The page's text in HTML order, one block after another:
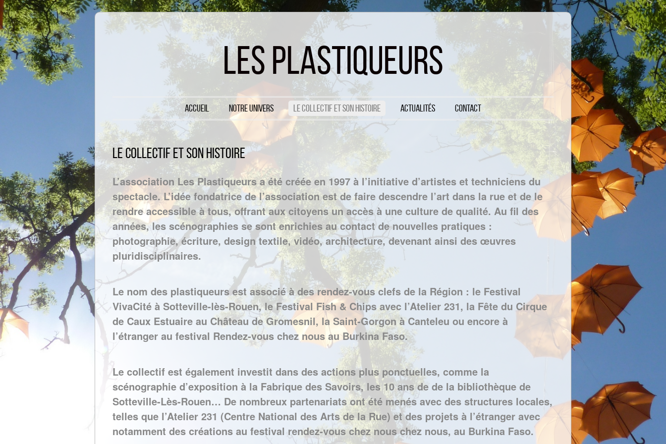
LES PLASTIQUEURS
Menu principalAccueil Notre Univers Le collectif et son histoire Actualités Contact
Le collectif et son histoire
L’association Les Plastiqueurs a été créée en 1997 à l’initiative d’artistes et techniciens du
spectacle. L’idée fondatrice de l’association est de faire descendre l’art dans la rue et de le
rendre accessible à tous, offrant aux citoyens un accès à une culture de qualité. Au fil des
années, les scénographies se sont enrichies au contact de nouvelles pratiques :
photographie, écriture, design textile, vidéo, architecture, devenant ainsi des œuvres
pluridisciplinaires.
Le nom des plastiqueurs est associé à des rendez-vous clefs de la Région : le Festival
VivaCité à Sotteville-lès-Rouen, le Festival Fish & Chips avec l’Atelier 231, la Fête du Cirque
de Caux Estuaire au Château de Gromesnil, la Saint-Gorgon à Canteleu ou encore à
l’étranger au festival Rendez-vous chez nous au Burkina Faso.
Le collectif est également investit dans des actions plus ponctuelles, comme la
scénographie d’exposition à la Fabrique des Savoirs, les 10 ans de de la bibliothèque de
Sotteville-Lès-Rouen… De nombreux partenariats ont été menés avec des structures locales,
telles que l’Atelier 231 (Centre National des Arts de la Rue) et des projets à l’étranger avec
notamment des créations au festival rendez-vous cheznous chez nous, au Burkina Faso.